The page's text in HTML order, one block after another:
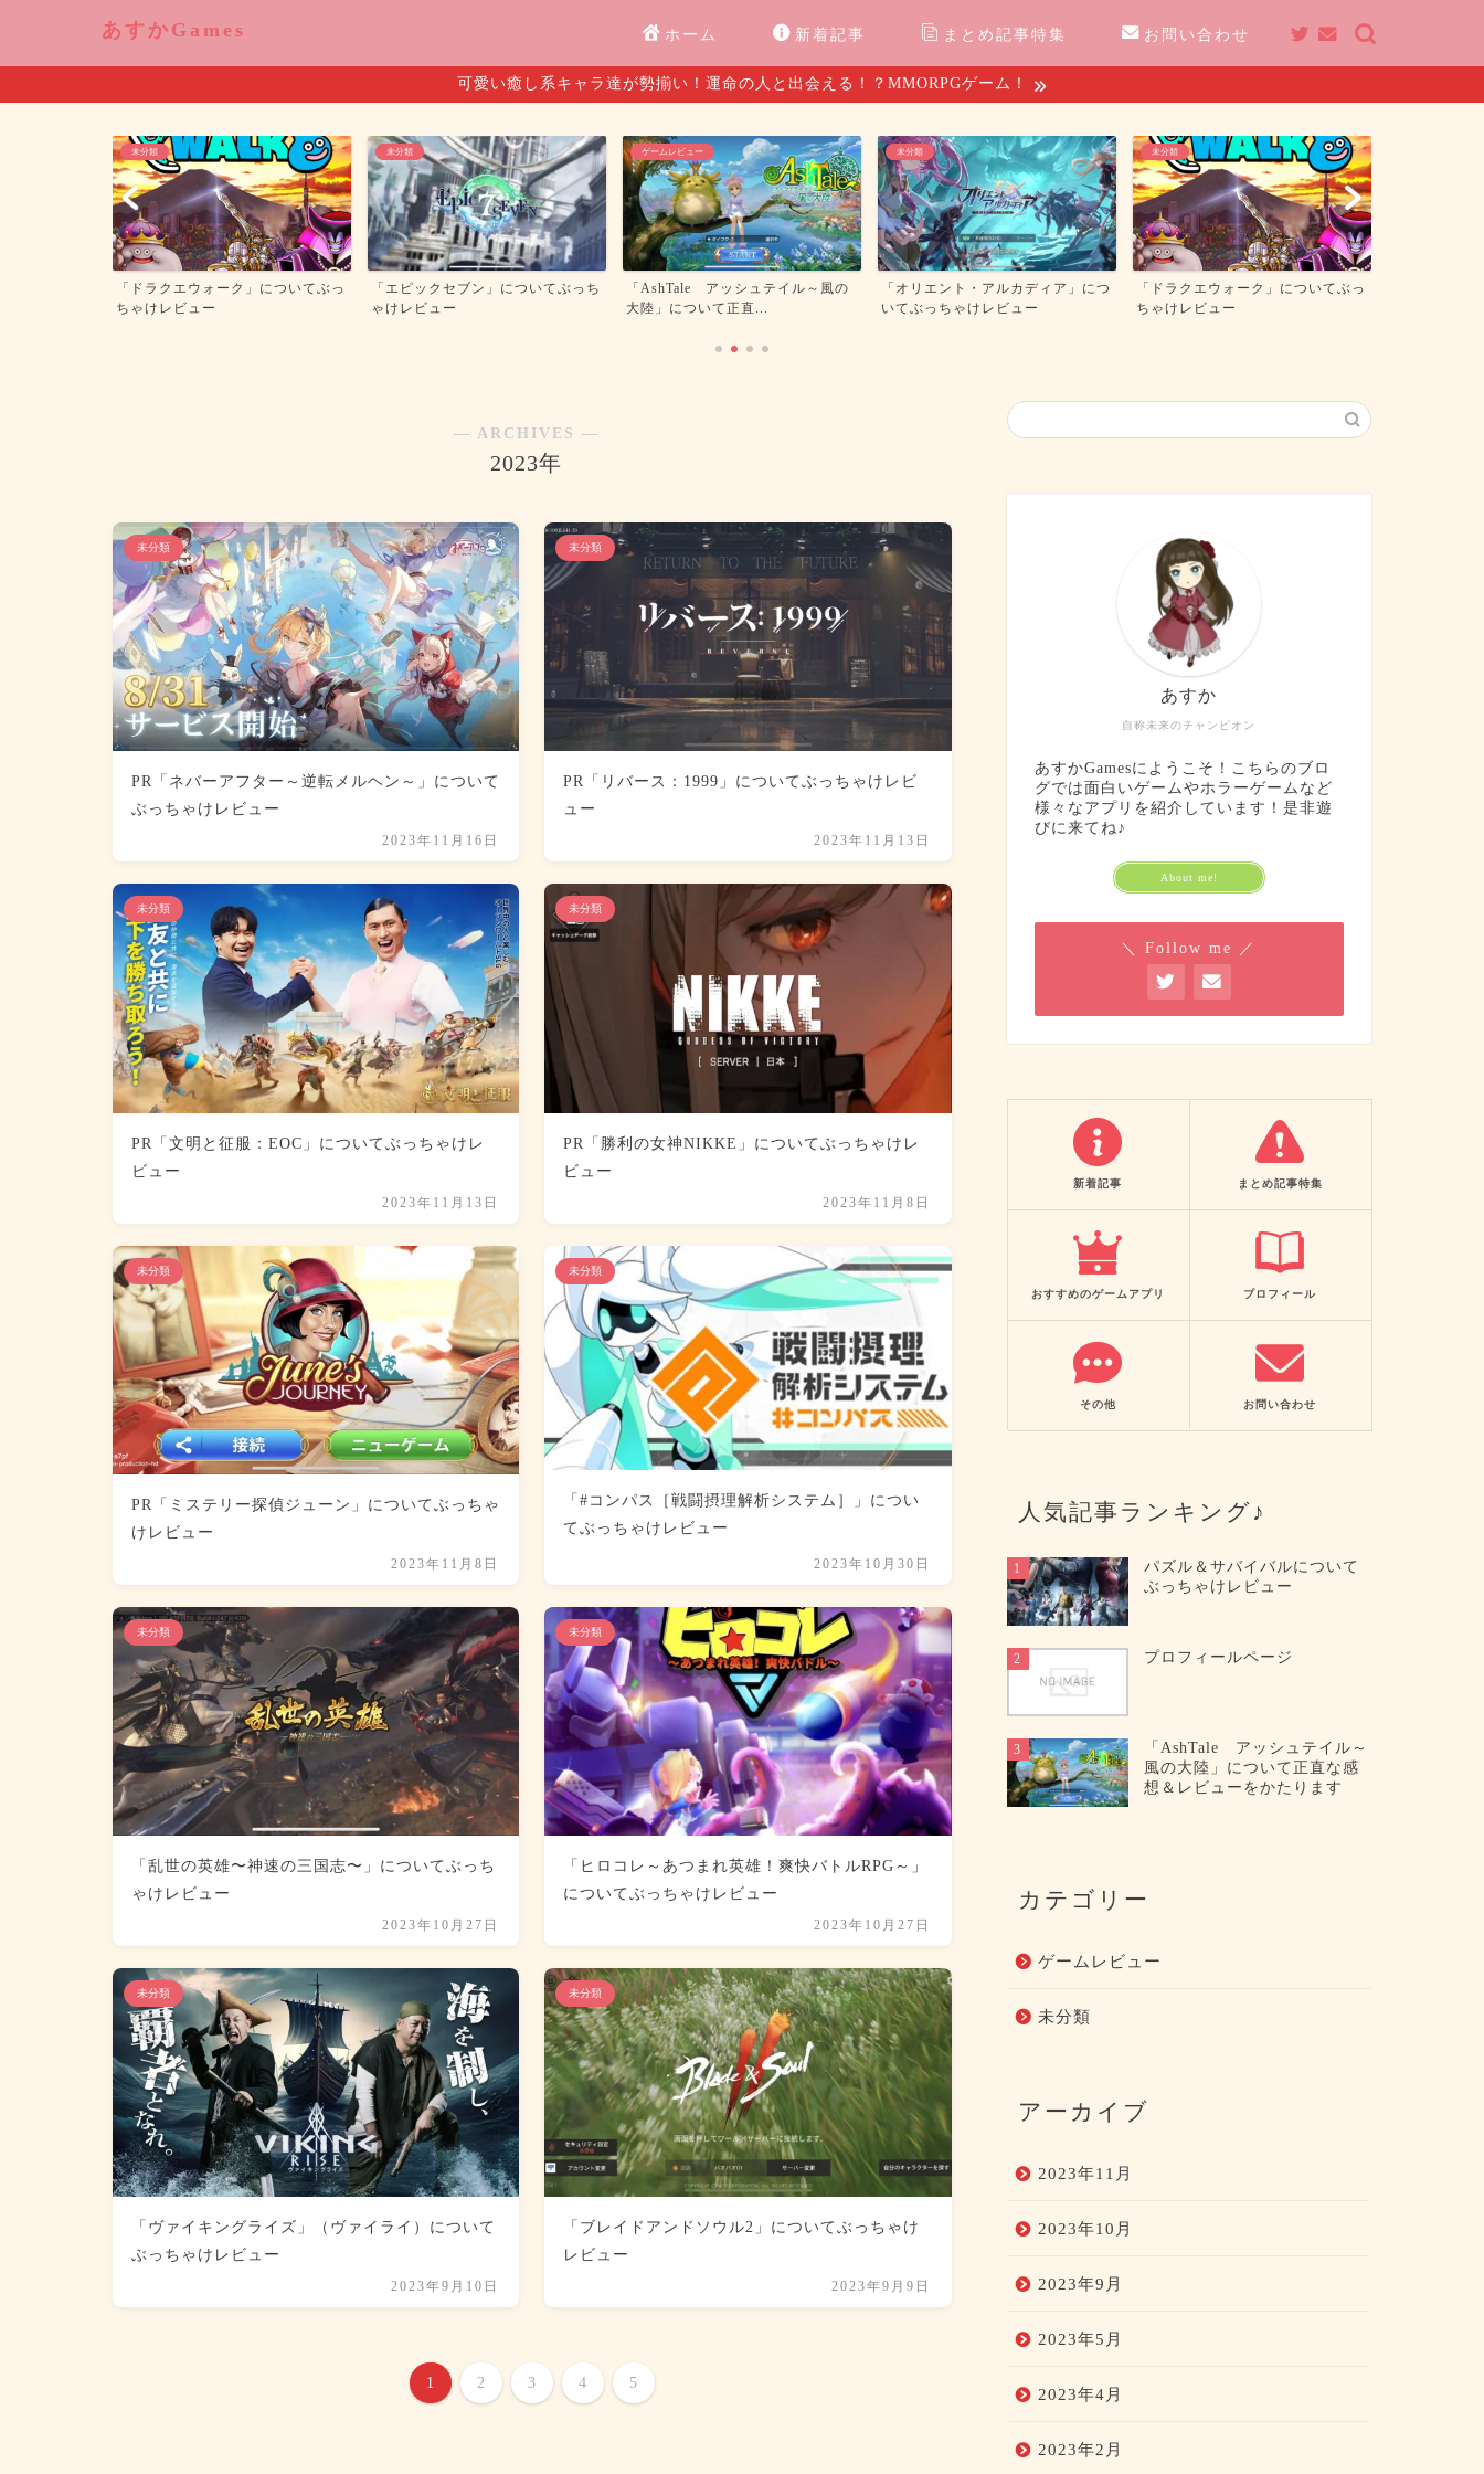
あすかGames ホーム 新着記事 まとめ記事特集 お問い合わせ
可愛い癒し系キャラ達が勢揃い！運命の人と出会える！？MMORPGゲーム！
未分類
「ドラクエウォーク」についてぶっ
ちゃけレビュー
未分類
「エピックセブン」についてぶっち
ゃけレビュー
ゲームレビュー
「AshTale アッシュテイル～風の
大陸」について正直...
未分類
「オリエント・アルカディア」につ
いてぶっちゃけレビュー
未分類
「ドラクエウォーク」についてぶっ
ちゃけレビュー
― ARCHIVES ―
2023年
未分類
PR「ネバーアフター～逆転メルヘン～」について
ぶっちゃけレビュー
2023年11月16日
未分類
PR「リバース：1999」についてぶっちゃけレビ
ュー
2023年11月13日
未分類
PR「文明と征服：EOC」についてぶっちゃけレ
ビュー
2023年11月13日
未分類
PR「勝利の女神NIKKE」についてぶっちゃけレ
ビュー
2023年11月8日
未分類
PR「ミステリー探偵ジューン」についてぶっちゃ
けレビュー
2023年11月8日
未分類
「#コンパス［戦闘摂理解析システム］」につい
てぶっちゃけレビュー
2023年10月30日
未分類
「乱世の英雄〜神速の三国志〜」についてぶっち
ゃけレビュー
2023年10月27日
未分類
「ヒロコレ～あつまれ英雄！爽快バトルRPG～」
についてぶっちゃけレビュー
2023年10月27日
未分類
「ヴァイキングライズ」（ヴァイライ）について
ぶっちゃけレビュー
2023年9月10日
未分類
「ブレイドアンドソウル2」についてぶっちゃけ
レビュー
2023年9月9日
1 2 3 4 5
自称未来のチャンピオン
あすか
あすかGamesにようこそ！こちらのブロ
グでは面白いゲームやホラーゲームなど
様々なアプリを紹介しています！是非遊
びに来てね♪
About me!
＼ Follow me ／
新着記事 まとめ記事特集
おすすめのゲームアプリ プロフィール
その他 お問い合わせ
人気記事ランキング♪
1
パズル＆サバイバルについて
ぶっちゃけレビュー
2 プロフィールページ
3
「AshTale アッシュテイル～
風の大陸」について正直な感
想＆レビューをかたります
カテゴリー
ゲームレビュー
未分類
アーカイブ
2023年11月
2023年10月
2023年9月
2023年5月
2023年4月
2023年2月